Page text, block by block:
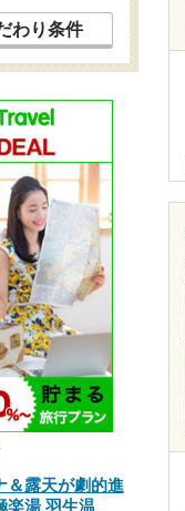
わり条件
＆露天が劇的進
楽湯 羽生温